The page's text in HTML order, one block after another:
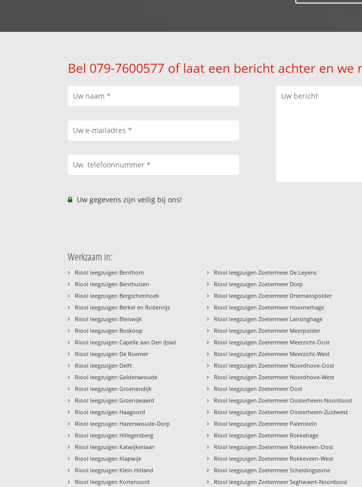
Bel 079-7600577 of laat een bericht achter en
Uw gegevens zijn veilig bij ons!
Werkzaam in:
› Riool leegzuigen Benthorn
› Riool leegzuigen Benthuizen
› Riool leegzuigen Bergschenhoek
› Riool leegzuigen Berkel en Rodenrijs
› Riool leegzuigen Bleiswijk
› Riool leegzuigen Boskoop
› Riool leegzuigen Capelle aan Den IJssel
› Riool leegzuigen De Roemer
› Riool leegzuigen Delft
› Riool leegzuigen Gelderswoude
› Riool leegzuigen Groenendijk
› Riool leegzuigen Groenswaard
› Riool leegzuigen Haagoord
› Riool leegzuigen Hazerswoude-Dorp
› Riool leegzuigen Hillegersberg
› Riool leegzuigen Katwijkerlaan
› Riool leegzuigen Klapwijk
› Riool leegzuigen Klein Hitland
› Riool leegzuigen Kortenoord
› Riool leegzuigen Zoetermeer De Leyens
› Riool leegzuigen Zoetermeer Dorp
› Riool leegzuigen Zoetermeer Driemanspolder
› Riool leegzuigen Zoetermeer Hoornerhage
› Riool leegzuigen Zoetermeer Lansinghage
› Riool leegzuigen Zoetermeer Meerpolder
› Riool leegzuigen Zoetermeer Meerzicht-Oost
› Riool leegzuigen Zoetermeer Meerzicht-West
› Riool leegzuigen Zoetermeer Noordhove-Oost
› Riool leegzuigen Zoetermeer Noordhove-West
› Riool leegzuigen Zoetermeer Oost
› Riool leegzuigen Zoetermeer Oosterheem-Noordoost
› Riool leegzuigen Zoetermeer Oosterheem-Zuidwest
› Riool leegzuigen Zoetermeer Palenstein
› Riool leegzuigen Zoetermeer Rokkehage
› Riool leegzuigen Zoetermeer Rokkeveen-Oost
› Riool leegzuigen Zoetermeer Rokkeveen-West
› Riool leegzuigen Zoetermeer Scheidingszone
› Riool leegzuigen Zoetermeer Seghwaert-Noordoost